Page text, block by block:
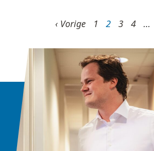
‹ Vorige 1 2 3 4 …